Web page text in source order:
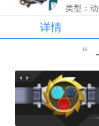
类型：
详情